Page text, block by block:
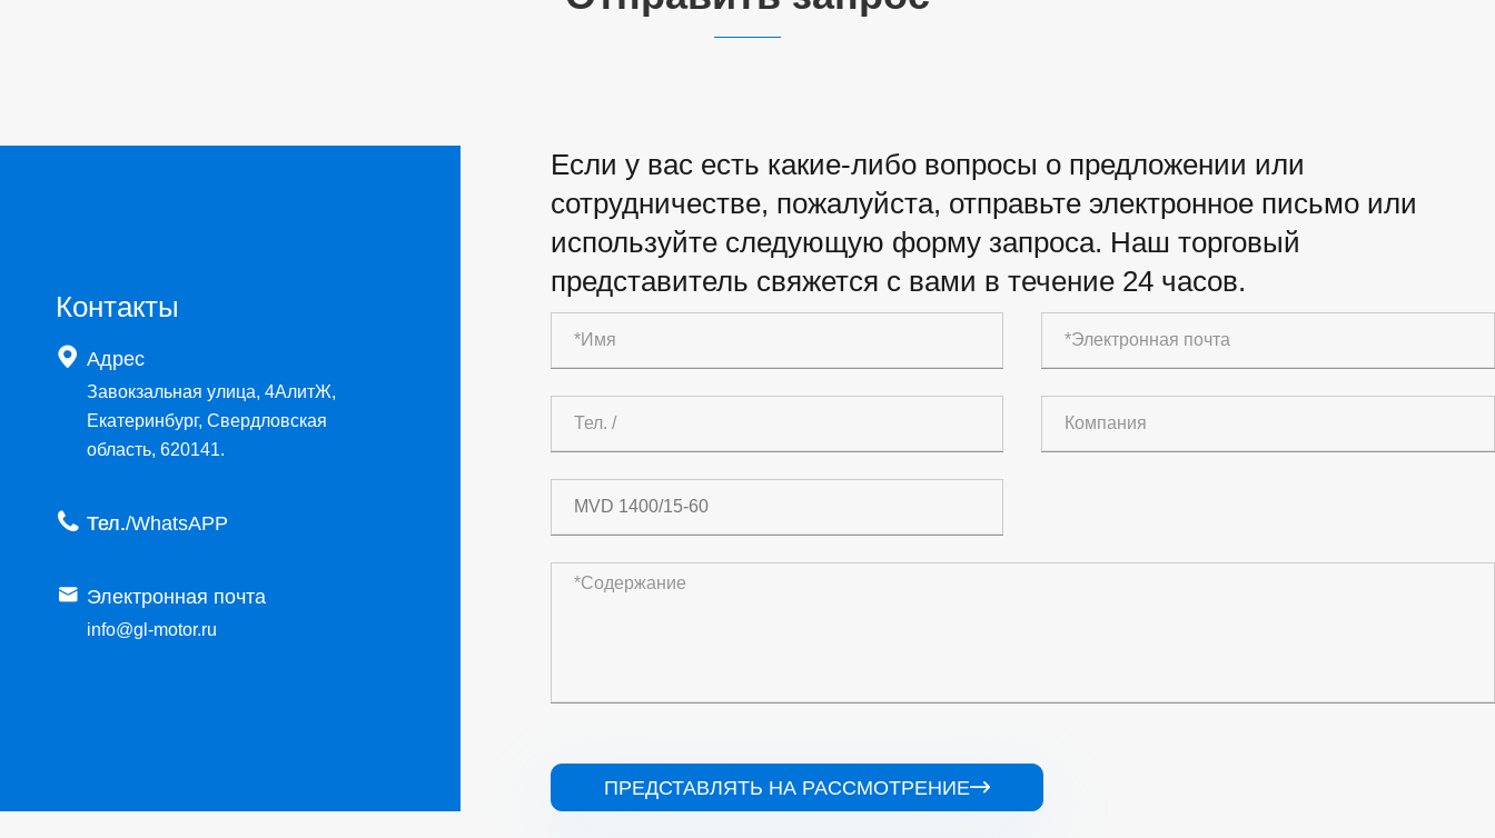
Контакты
 Адрес
Завокзальная улица, 4АлитЖ,
Екатеринбург, Свердловская
область, 620141.
 Тел.
 Электронная почта
info@gl-motor.ru
Если у вас есть какие-либо вопросы о предложении или
сотрудничестве, пожалуйста, отправьте электронное письмо или
используйте следующую форму запроса. Наш торговый
представитель свяжется с вами в течение 24 часов.
ПРЕДСТАВЛЯТЬ НА РАССМОТРЕНИЕ